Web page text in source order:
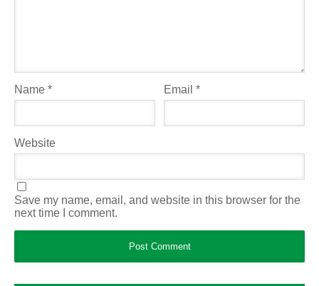
Name * Email*
Website
Save my name, email, and website in this browser for the
next time I comment.